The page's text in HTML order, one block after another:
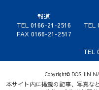
報道
TEL 0166-21-2516
FAX 0166-21-2517
TEL
TEL
Copyright© DOSHIN
本サイト内に掲載の記事、写真な